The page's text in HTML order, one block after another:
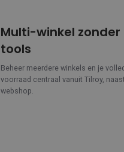
Multi-winkel
tools
Beheer meerdere winkels en je
voorraad centraal vanuit Tilroy,
webshop.